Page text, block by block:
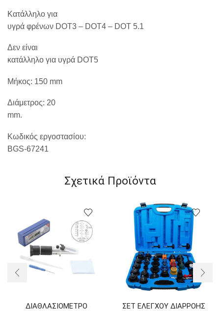
Κατάλληλο για
υγρά φρένων DOT3 – DOT4 – DOT 5.1
Δεν είναι
κατάλληλο για υγρά DOT5
Μήκος: 150 mm
Διάμετρος: 20
mm.
Κωδικός εργοστασίου:
BGS-67241
Σχετικά Προϊόντα
ΔΙΑΘΛΑΣΙΟΜΕΤΡΟ
ΣΕΤ ΕΛΕΓΧΟΥ ΔΙΑΡΡΟΗΣ